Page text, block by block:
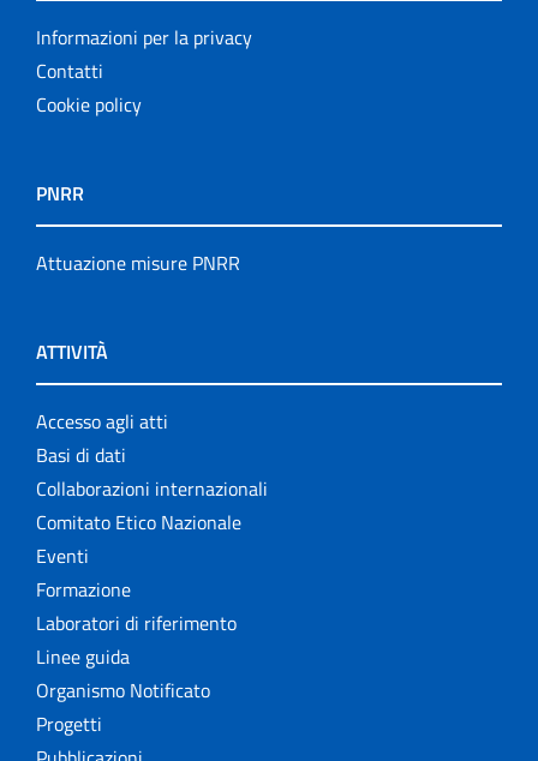
Informazioni per la privacy
Contatti
Cookie policy
PNRR
Attuazione misure PNRR
ATTIVITÀ
Accesso agli atti
Basi di dati
Collaborazioni internazionali
Comitato Etico Nazionale
Eventi
Formazione
Laboratori di riferimento
Linee guida
Organismo Notificato
Progetti